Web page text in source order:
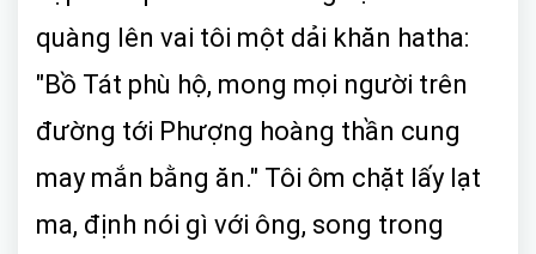
quàng lên vai tôi một dải khăn hatha:
"Bồ Tát phù hộ, mong mọi người trên
đường tới Phượng hoàng thần cung
may mắn bằng ăn." Tôi ôm chặt lấy lạt
ma, định nói gì với ông, song trong